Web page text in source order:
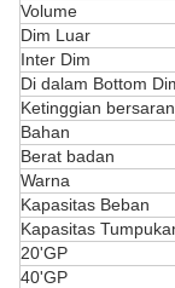
Volume
Dim Luar
Inter Dim
Di dalam Bottom
Ketinggian
Bahan
Berat badan
Warna
Kapasitas Beban
Kapasitas
20'GP
40'GP